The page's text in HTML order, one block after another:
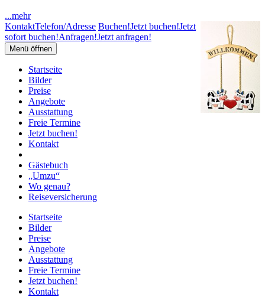
...mehr
KontaktTelefon/Adresse Buchen!Jetzt buchen!Jetzt
sofort buchen!Anfragen!Jetzt anfragen!
Menü öffnen
Startseite
Bilder
Preise
Angebote
Ausstattung
Freie Termine
Jetzt buchen!
Kontakt
Gästebuch
„Umzu“
Wo genau?
Reiseversicherung
Startseite
Bilder
Preise
Angebote
Ausstattung
Freie Termine
Jetzt buchen!
Kontakt